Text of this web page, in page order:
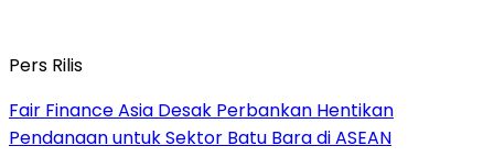
Pers Rilis
Fair Finance Asia Desak Perbankan Hentikan
Pendanaan untuk Sektor Batu Bara di ASEAN